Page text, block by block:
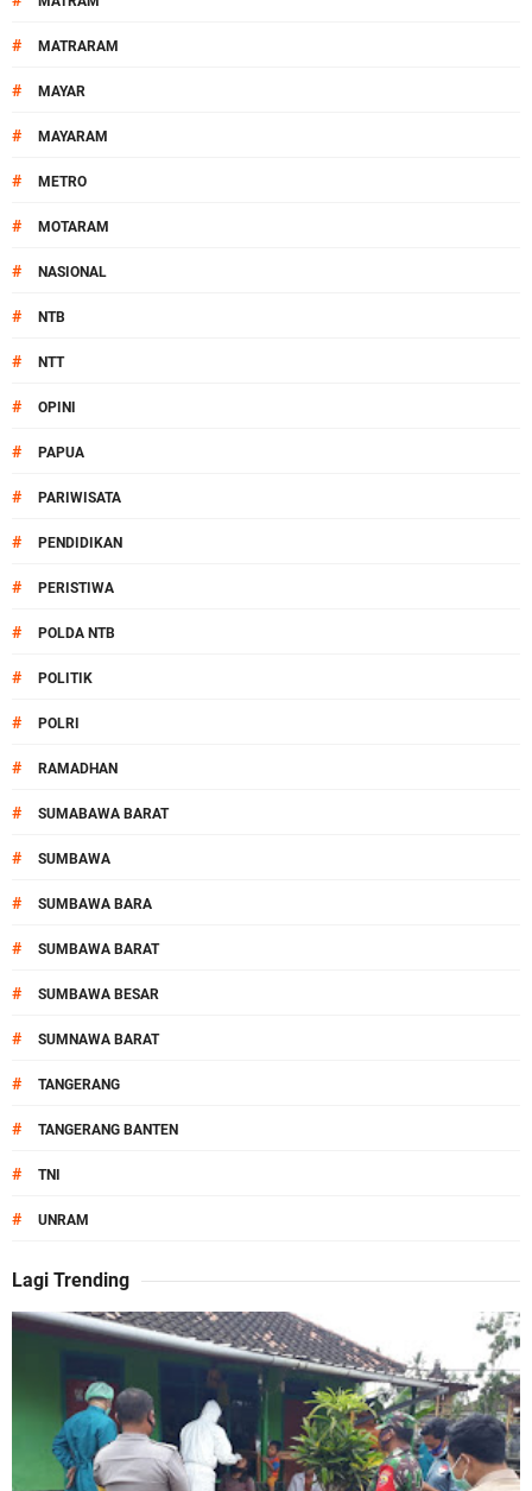
# MATRARAM
# MAYAR
# MAYARAM
# METRO
# MOTARAM
# NASIONAL
# NTB
# NTT
# OPINI
# PAPUA
# PARIWISATA
# PENDIDIKAN
# PERISTIWA
# POLDA NTB
# POLITIK
# POLRI
# RAMADHAN
# SUMABAWA BARAT
# SUMBAWA
# SUMBAWA BARA
# SUMBAWA BARAT
# SUMBAWA BESAR
# SUMNAWA BARAT
# TANGERANG
# TANGERANG BANTEN
# TNI
# UNRAM
Lagi Trending